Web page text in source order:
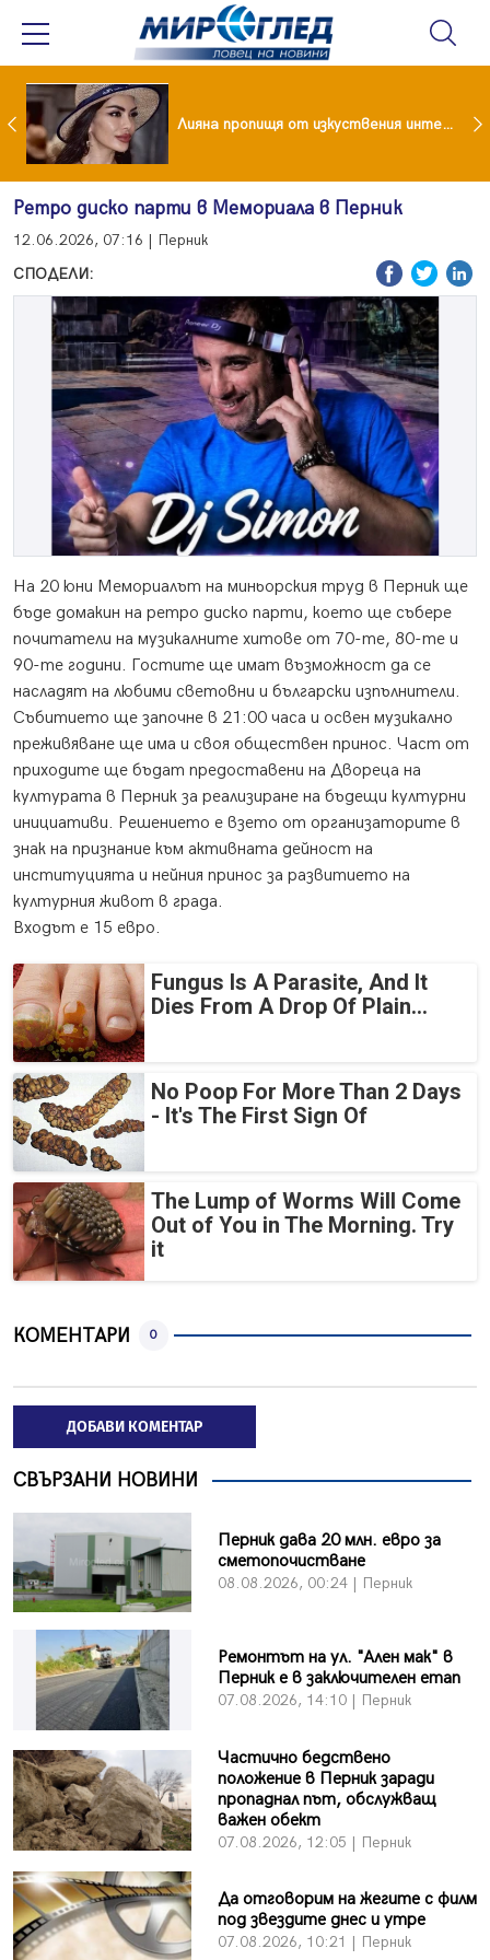
Популярен риалити герой заряза жена си заради друга Лияна пропищя от изкуствения интелект
Ретро диско парти в Мемориала в Перник
12.06.2026, 07:16 | Перник
СПОДЕЛИ:
На 20 юни Мемориалът на миньорския труд в Перник ще
бъде домакин на ретро диско парти, което ще събере
почитатели на музикалните хитове от 70-те, 80-те и
90-те години. Гостите ще имат възможност да се
насладят на любими световни и български изпълнители.
Събитието ще започне в 21:00 часа и освен музикално
преживяване ще има и своя обществен принос. Част от
приходите ще бъдат предоставени на Двореца на
културата в Перник за реализиране на бъдещи културни
инициативи. Решението е взето от организаторите в
знак на признание към активната дейност на
институцията и нейния принос за развитието на
културния живот в града.
Входът е 15 евро.
Fungus Is A Parasite, And It
Dies From A Drop Of Plain...
No Poop For More Than 2 Days
- It's The First Sign Of
The Lump of Worms Will Come
Out of You in The Morning. Try
it
КОМЕНТАРИ 0
ДОБАВИ КОМЕНТАР
СВЪРЗАНИ НОВИНИ
Перник дава 20 млн. евро за
сметопочистване
08.08.2026, 00:24 | Перник
Ремонтът на ул. "Ален мак" в
Перник е в заключителен етап
07.08.2026, 14:10 | Перник
Частично бедствено
положение в Перник заради
пропаднал път, обслужващ
важен обект
07.08.2026, 12:05 | Перник
Да отговорим на жегите с филм
под звездите днес и утре
07.08.2026, 10:21 | Перник